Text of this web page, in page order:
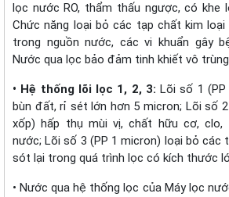
lọc nước RO, thẩm thấu ngược, có khe
Chức năng loại bỏ các tạp chất kim
trong nguồn nước, các vi khuẩn gây
Nước qua lọc bảo đảm tinh khiết vô
• Hệ thống lõi lọc 1, 2, 3: Lõi số 1
bùn đất, rỉ sét lớn hơn 5 micron; Lõi số
xốp) hấp thụ mùi vị, chất hữu cơ,
nước; Lõi số 3 (PP 1 micron) loại bỏ các
sót lại trong quá trình lọc có kích thước
• Nước qua hệ thống lọc của Máy lọc